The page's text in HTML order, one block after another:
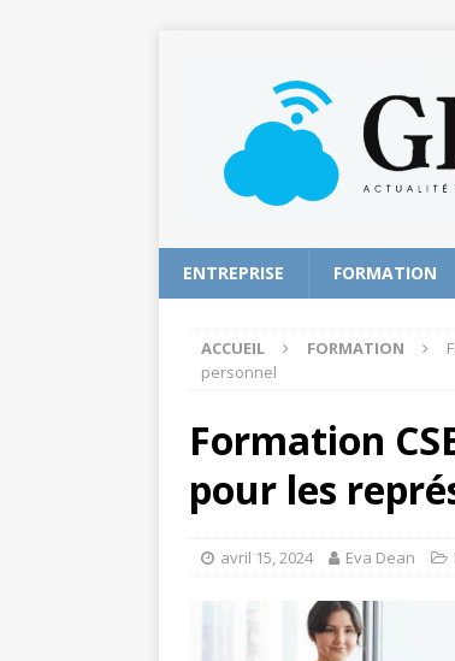
ENTREPRISE FORMATION
ACCUEIL FORMATION
personnel
Formation
pour les
avril 15, 2024 Eva Dean